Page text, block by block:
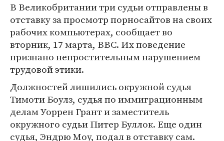
В Великобритании три судьи отправлены в
отставку за просмотр порносайтов на своих
рабочих компьютерах, сообщает во
вторник, 17 марта, BBC. Их поведение
признано непростительным нарушением
трудовой этики.
Должностей лишились окружной судья
Тимоти Боулз, судья по иммиграционным
делам Уоррен Грант и заместитель
окружного судьи Питер Буллок. Еще один
судья, Эндрю Моу, подал в отставку сам.